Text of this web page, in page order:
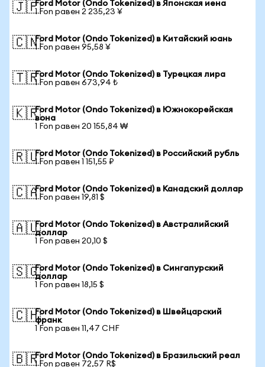
🇯🇵Ford Motor (Ondo Tokenized) в Японская иена
1 Fon равен 2 235,23 ¥
🇨🇳Ford Motor (Ondo Tokenized) в Китайский юань
1 Fon равен 95,58 ¥
🇹🇷Ford Motor (Ondo Tokenized) в Турецкая лира
1 Fon равен 673,94 ₺
🇰🇷Ford Motor (Ondo Tokenized) в Южнокорейская
вона
1 Fon равен 20 155,84 ₩
🇷🇺Ford Motor (Ondo Tokenized) в Российский рубль
1 Fon равен 1 151,55 ₽
🇨🇦Ford Motor (Ondo Tokenized) в Канадский доллар
1 Fon равен 19,81 $
🇦🇺Ford Motor (Ondo Tokenized) в Австралийский
доллар
1 Fon равен 20,10 $
🇸🇬Ford Motor (Ondo Tokenized) в Сингапурский
доллар
1 Fon равен 18,15 $
🇨🇭Ford Motor (Ondo Tokenized) в Швейцарский
франк
1 Fon равен 11,47 CHF
🇧🇷Ford Motor (Ondo Tokenized) в Бразильский реал
1 Fon равен 72,57 R$